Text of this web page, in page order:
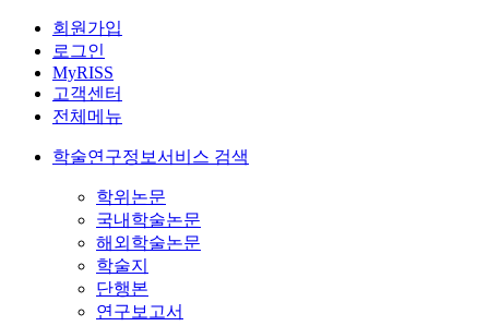
회원가입
로그인
MyRISS
고객센터
전체메뉴
학술연구정보서비스 검색
학위논문
국내학술논문
해외학술논문
학술지
단행본
연구보고서